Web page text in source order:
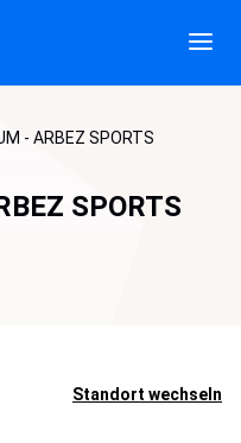
- ARBEZ SPORTS
SPORTS
Standort wechseln